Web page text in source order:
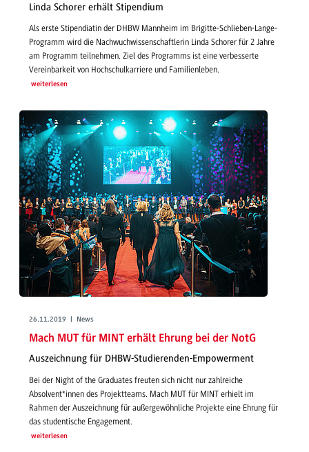
Linda Schorer erhält Stipendium
Als erste Stipendiatin der DHBW Mannheim im Brigitte-Schlieben-Lange-
Programm wird die Nachwuchwissenschaftlerin Linda Schorer für 2 Jahre
am Programm teilnehmen. Ziel des Programms ist eine verbesserte
Vereinbarkeit von Hochschulkarriere und Familienleben.
weiterlesen
26.11.2019 | News
Mach MUT für MINT erhält Ehrung bei der NotG
Auszeichnung für DHBW-Studierenden-Empowerment
Bei der Night of the Graduates freuten sich nicht nur zahlreiche
Absolvent*innen des Projektteams. Mach MUT für MINT erhielt im
Rahmen der Auszeichnung für außergewöhnliche Projekte eine Ehrung für
das studentische Engagement.
weiterlesen